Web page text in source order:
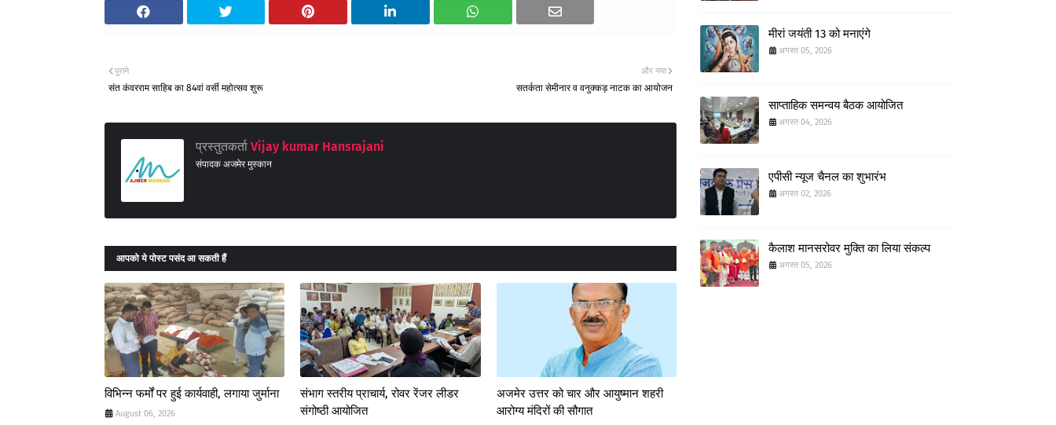
और नया
सतर्कता सेमीनार व वनुक्कड़ नाटक का आयोजन
पुराने
संत कंवरराम साहिब का 84वां वर्सी महोत्सव शुरू
प्रस्तुतकर्ता Vijay kumar Hansrajani
संपादक अजमेर मुस्कान
आपको ये पोस्ट पसंद आ सकती हैं
विभिन्न फर्मों पर हुई कार्यवाही, लगाया जुर्माना
August 06, 2026
संभाग स्तरीय प्राचार्य, रोवर रेंजर लीडर
संगोष्ठी आयोजित
अजमेर उत्तर को चार और आयुष्मान शहरी
आरोग्य मंदिरों की सौगात
मीरां जयंती 13 को मनाएंगे
अगस्त 05, 2026
साप्ताहिक समन्वय बैठक आयोजित
अगस्त 04, 2026
एपीसी न्यूज चैनल का शुभारंभ
अगस्त 02, 2026
कैलाश मानसरोवर मुक्ति का लिया संकल्प
अगस्त 05, 2026